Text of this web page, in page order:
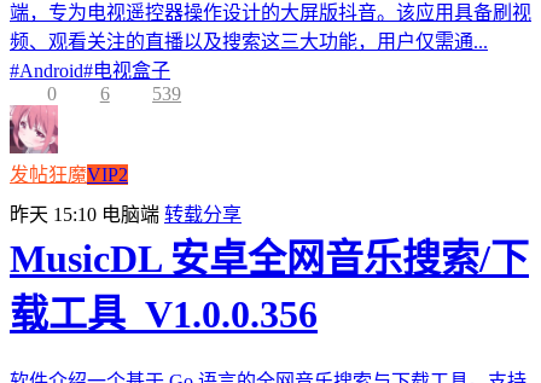
端，专为电视遥控器操作设计的大屏版抖音。该应用具备刷视
频、观看关注的直播以及搜索这三大功能，用户仅需通...
#Android#电视盒子
0
6 539
发帖狂魔VIP2
昨天 15:10 电脑端 转载分享
MusicDL 安卓全网音乐搜索/下
载工具_V1.0.0.356